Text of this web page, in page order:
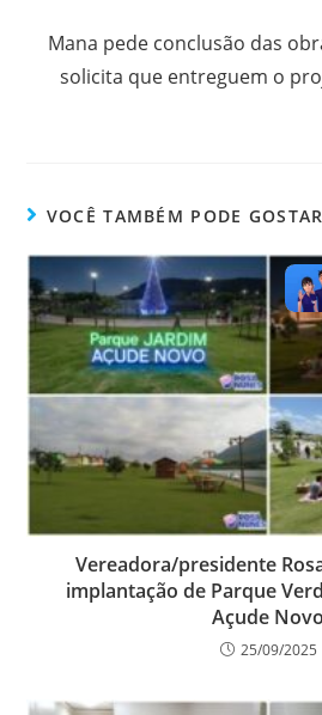
Mana pede conclusão das
solicita que entreguem o
VOCÊ TAMBÉM PODE GOSTAR
Vereadora/presidente
implantação de Parque
Açude Novo
25/09/2025